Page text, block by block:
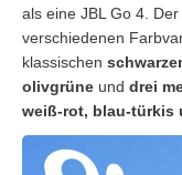
als eine JBL Go 4.
verschiedenen
klassischen
olivgrüne und drei
weiß-rot, blau-türkis